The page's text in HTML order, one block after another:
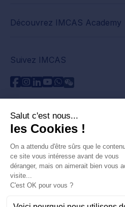
Découvrez IMCAS Academy
Suivez IMCAS
Besoin d'aide ?
Contactez-nous
Lire les FAQs
Politique de confidentialité